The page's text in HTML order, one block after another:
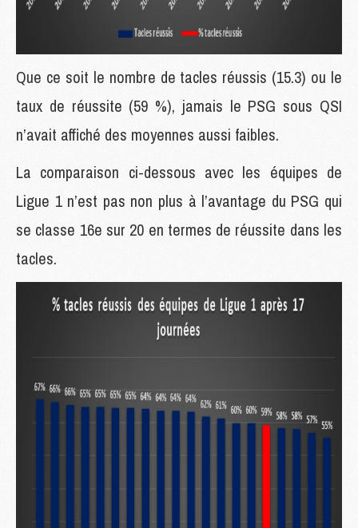
Que ce soit le nombre de tacles réussis (15.3) ou le
taux de réussite (59 %), jamais le PSG sous QSI
n’avait affiché des moyennes aussi faibles.
La comparaison ci-dessous avec les équipes de
Ligue 1 n’est pas non plus à l’avantage du PSG qui
se classe 16e sur 20 en termes de réussite dans les
tacles.